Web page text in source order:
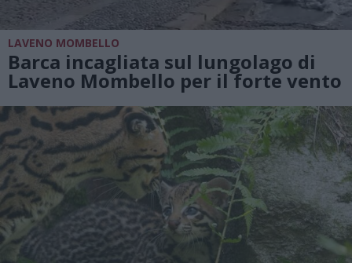
LAVENO MOMBELLO
Barca incagliata sul lungolago di
Laveno Mombello per il forte vento